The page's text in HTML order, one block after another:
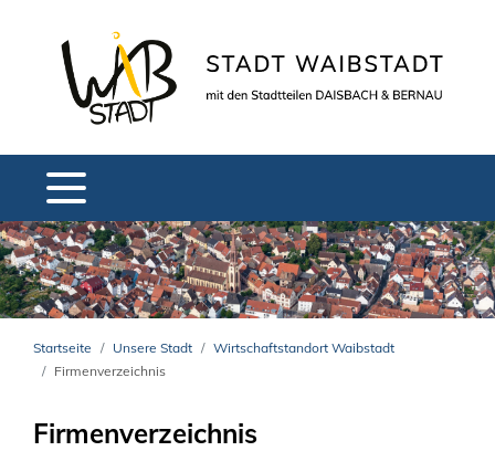
Startseite Unsere Stadt
Wirtschaftstandort Waibstadt
Firmenverzeichnis
Firmenverzeichnis